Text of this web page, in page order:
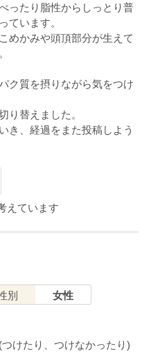
ったり脂性からしっとり普
ています。
めかみや頭頂部分が生えて
ク質を摂りながら気をつけ
り替えました。
き、経過をまた投稿しよう
えています
別 女性
けたり、つけなかったり)